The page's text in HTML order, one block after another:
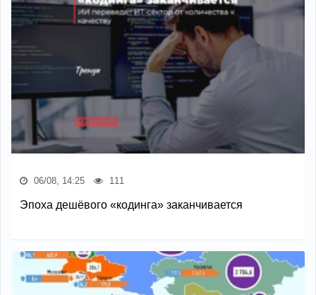
06/08, 14:25 111
Эпоха дешёвого «кодинга» заканчивается